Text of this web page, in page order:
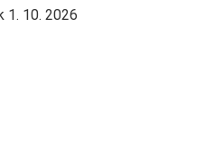
1. 10. 2026